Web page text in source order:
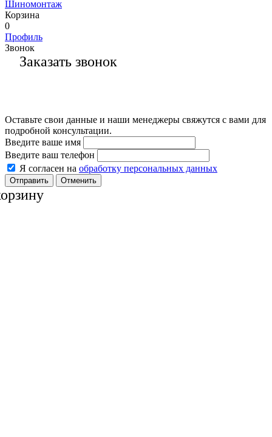
Шиномонтаж
Корзина
0
Профиль
Звонок
Заказать звонок
Оставьте свои данные и наши менеджеры свяжутся с вами для
подробной консультации.
Введите ваше имя
Введите ваш телефон
Я согласен на обработку персональных данных
Отменить